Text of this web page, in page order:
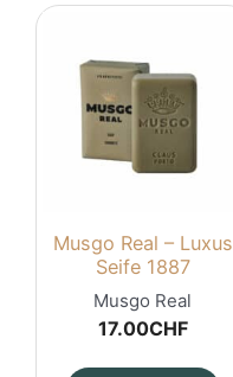
Musgo Real – Luxus
Seife 1887
Musgo Real
17.00CHF